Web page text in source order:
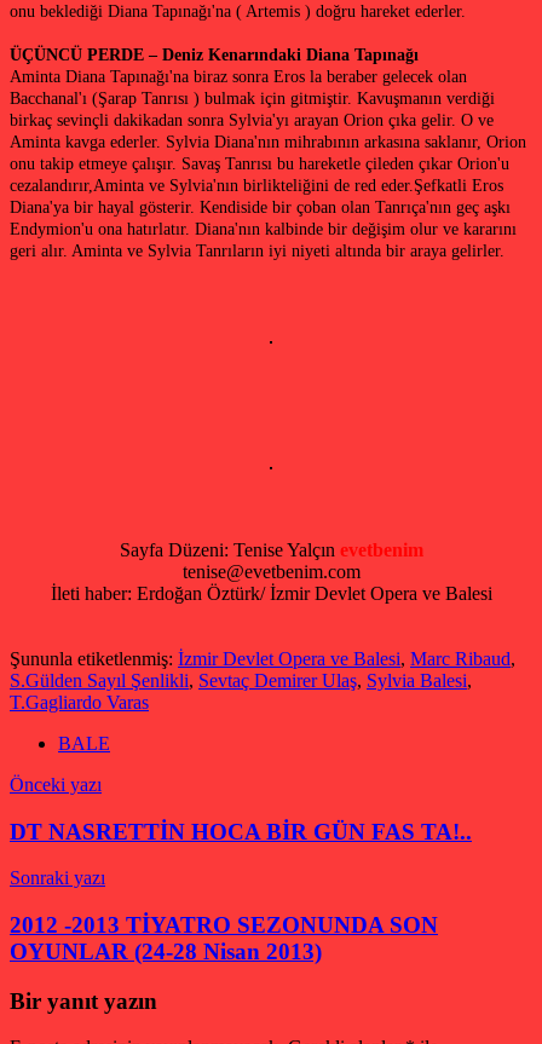
onu beklediği Diana Tapınağı'na ( Artemis ) doğru hareket ederler.
ÜÇÜNCÜ PERDE – Deniz Kenarındaki Diana Tapınağı
Aminta Diana Tapınağı'na biraz sonra Eros la beraber gelecek olan
Bacchanal'ı (Şarap Tanrısı ) bulmak için gitmiştir. Kavuşmanın verdiği
birkaç sevinçli dakikadan sonra Sylvia'yı arayan Orion çıka gelir. O ve
Aminta kavga ederler. Sylvia Diana'nın mihrabının arkasına saklanır, Orion
onu takip etmeye çalışır. Savaş Tanrısı bu hareketle çileden çıkar Orion'u
cezalandırır,Aminta ve Sylvia'nın birlikteliğini de red eder.Şefkatli Eros
Diana'ya bir hayal gösterir. Kendiside bir çoban olan Tanrıça'nın geç aşkı
Endymion'u ona hatırlatır. Diana'nın kalbinde bir değişim olur ve kararını
geri alır. Aminta ve Sylvia Tanrıların iyi niyeti altında bir araya gelirler.
Sayfa Düzeni: Tenise Yalçın evetbenim
tenise@evetbenim.com
İleti haber: Erdoğan Öztürk/ İzmir Devlet Opera ve Balesi
Şununla etiketlenmiş: İzmir Devlet Opera ve Balesi, Marc Ribaud,
S.Gülden Sayıl Şenlikli, Sevtaç Demirer Ulaş, Sylvia Balesi,
T.Gagliardo Varas
BALE
Yazı
gezinmesi
Önceki yazı
DT NASRETTİN HOCA BİR GÜN FAS TA!..
Sonraki yazı
2012 -2013 TİYATRO SEZONUNDA SON
OYUNLAR (24-28 Nisan 2013)
Bir yanıt yazın